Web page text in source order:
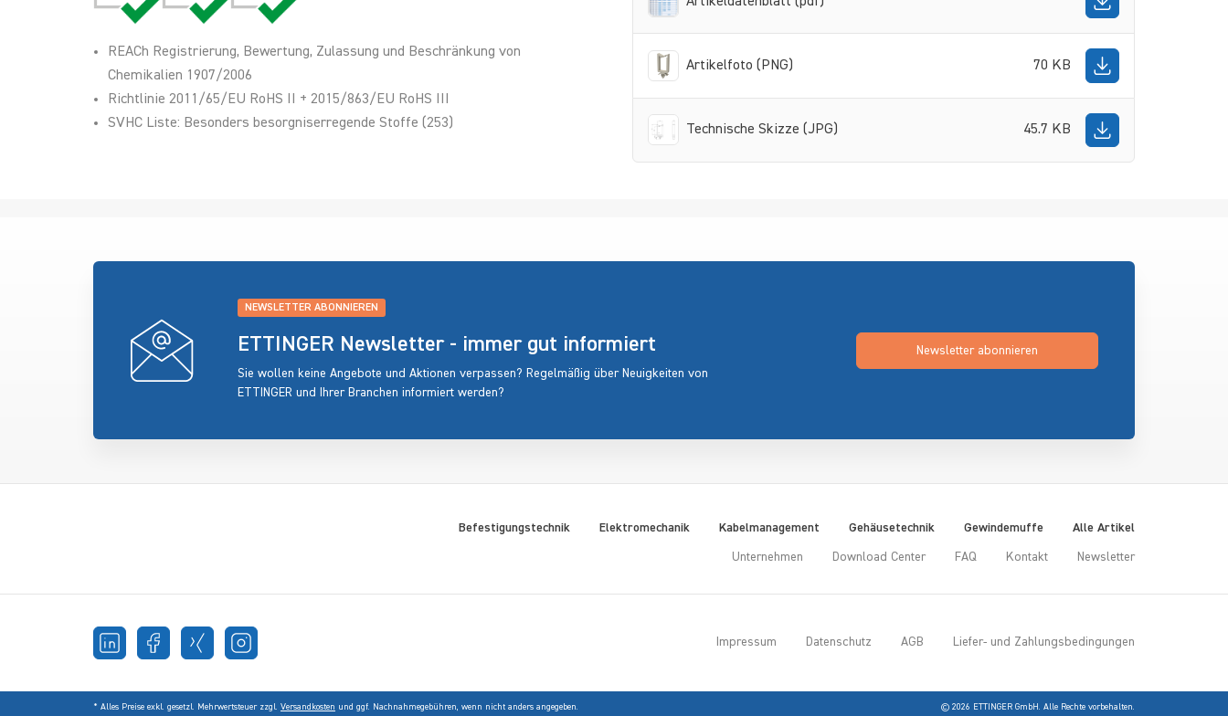
REACh Registrierung, Bewertung, Zulassung und Beschränkung von
Chemikalien 1907/2006
Richtlinie 2011/65/EU RoHS II + 2015/863/EU RoHS III
SVHC Liste: Besonders besorgniserregende Stoffe (253)
Artikelfoto (PNG) 70 KB
Technische Skizze (JPG) 45.7 KB
NEWSLETTER ABONNIEREN
ETTINGER Newsletter - immer gut informiert
Sie wollen keine Angebote und Aktionen verpassen? Regelmäßig über Neuigkeiten von
ETTINGER und Ihrer Branchen informiert werden?
Newsletter abonnieren
Befestigungstechnik Elektromechanik Kabelmanagement Gehäusetechnik Gewindemuffe Alle Artikel
Unternehmen Download Center FAQ Kontakt Newsletter
Impressum Datenschutz AGB Liefer- und Zahlungsbedingungen
* Alles Preise exkl. gesetzl. Mehrwertsteuer zzgl. Versandkosten und ggf. Nachnahmegebühren, wenn nicht anders angegeben. © 2026 ETTINGER GmbH. Alle Rechte vorbehalten.